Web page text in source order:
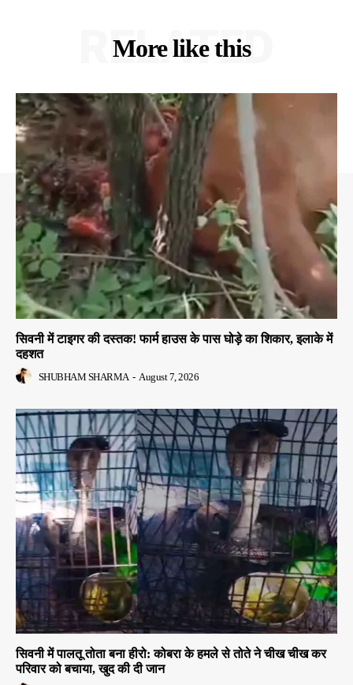
More like this
RELATED
सिवनी में टाइगर की दस्तक! फार्म हाउस के पास घोड़े का शिकार, इलाके में
दहशत
SHUBHAM SHARMA - August 7, 2026
सिवनी में पालतू तोता बना हीरो: कोबरा के हमले से तोते ने चीख चीख कर
परिवार को बचाया, खुद की दी जान